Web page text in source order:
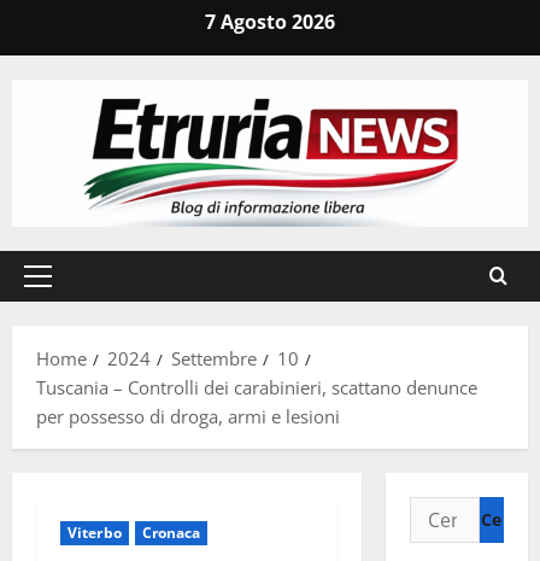
7 Agosto 2026
Menu
Home
2024 Settembre
10
Tuscania – Controlli dei carabinieri, scattano denunce
per possesso di droga, armi e lesioni
Viterbo Cronaca
Ricerca
per: